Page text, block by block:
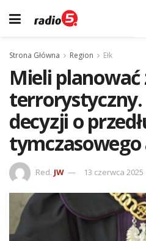
Strona Główna Region Ełk
Mieli planować
decyzji o
Red. JW 13 czerwca 2025